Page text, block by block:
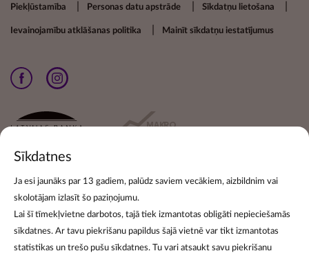
Sīkdatnes
Ja esi jaunāks par 13 gadiem, palūdz saviem vecākiem, aizbildnim vai
skolotājam izlasīt šo paziņojumu.
Lai šī tīmekļvietne darbotos, tajā tiek izmantotas obligāti nepieciešamās
sīkdatnes. Ar tavu piekrišanu papildus šajā vietnē var tikt izmantotas
statistikas un trešo pušu sīkdatnes. Tu vari atsaukt savu piekrišanu
Piekļūstamība Personas datu apstrāde Sīkdatņu lietošana
Ievainojamību atklāšanas politika Mainīt sīkdatņu iestatījumus
Pieraksties jaunumiem
Lai pierakstītos jaunumu izsūtīšanai, norādi savu e-pasta